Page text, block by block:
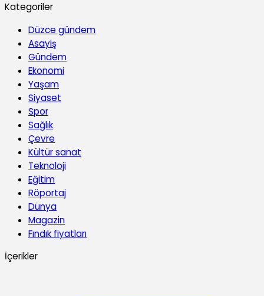
Kategoriler
Düzce gündem
Asayiş
Gündem
Ekonomi
Yaşam
Siyaset
Spor
Sağlık
Çevre
Kültür sanat
Teknoloji
Eğitim
Röportaj
Dünya
Magazin
Fındık fiyatları
İçerikler